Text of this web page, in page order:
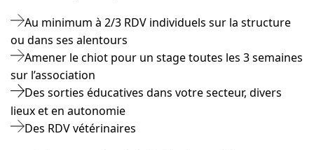
Au minimum à 2/3 RDV individuels sur la structure
ou dans ses alentours
Amener le chiot pour un stage toutes les 3 semaines
sur l’association
Des sorties éducatives dans votre secteur, divers
lieux et en autonomie
Des RDV vétérinaires